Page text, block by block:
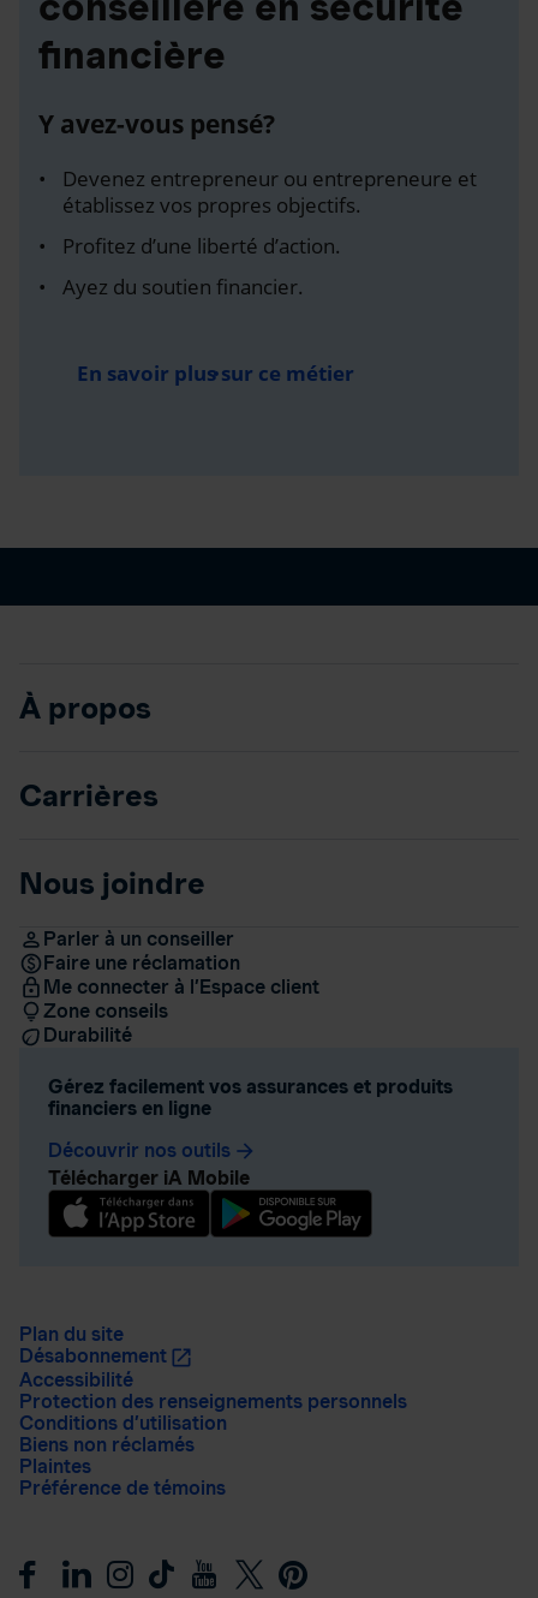
financière
Y avez-vous pensé?
Devenez entrepreneur ou entrepreneure et
établissez vos propres objectifs.
Profitez d’une liberté d’action.
Ayez du soutien financier.
En savoir plus sur ce métier
À propos
Carrières
Nous joindre
Parler à un conseiller
Faire une réclamation
Me connecter à l’Espace client
Zone conseils
Durabilité
Gérez facilement vos assurances et produits
financiers en ligne
Découvrir nos outils arrow_forward
Télécharger iA Mobile
Plan du site
Désabonnement
Accessibilité
Protection des renseignements personnels
Conditions d’utilisation
Biens non réclamés
Plaintes
Préférence de témoins